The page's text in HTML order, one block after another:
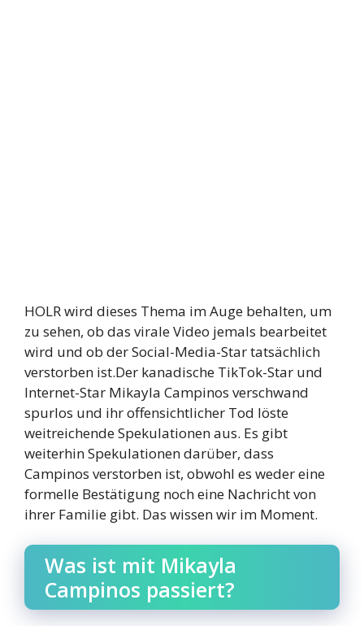
HOLR wird dieses Thema im Auge behalten, um
zu sehen, ob das virale Video jemals bearbeitet
wird und ob der Social-Media-Star tatsächlich
verstorben ist.Der kanadische TikTok-Star und
Internet-Star Mikayla Campinos verschwand
spurlos und ihr offensichtlicher Tod löste
weitreichende Spekulationen aus. Es gibt
weiterhin Spekulationen darüber, dass
Campinos verstorben ist, obwohl es weder eine
formelle Bestätigung noch eine Nachricht von
ihrer Familie gibt. Das wissen wir im Moment.
Was ist mit Mikayla
Campinos passiert?